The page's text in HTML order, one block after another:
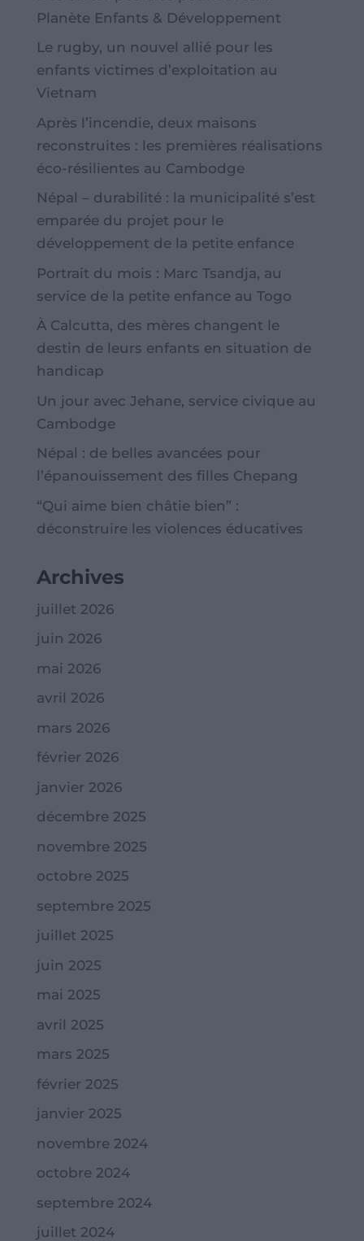
Planète Enfants & Développement
Le rugby, un nouvel allié pour les
enfants victimes d’exploitation au
Vietnam
Après l’incendie, deux maisons
reconstruites : les premières réalisations
éco-résilientes au Cambodge
Népal – durabilité : la municipalité s’est
emparée du projet pour le
développement de la petite enfance
Portrait du mois : Marc Tsandja, au
service de la petite enfance au Togo
À Calcutta, des mères changent le
destin de leurs enfants en situation de
handicap
Un jour avec Jehane, service civique au
Cambodge
Népal : de belles avancées pour
l’épanouissement des filles Chepang
“Qui aime bien châtie bien” :
déconstruire les violences éducatives
Archives
juillet 2026
juin 2026
mai 2026
avril 2026
mars 2026
février 2026
janvier 2026
décembre 2025
novembre 2025
octobre 2025
septembre 2025
juillet 2025
juin 2025
mai 2025
avril 2025
mars 2025
février 2025
janvier 2025
novembre 2024
octobre 2024
septembre 2024
juillet 2024